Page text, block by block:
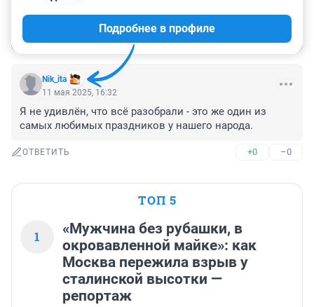
Nik_ita
Подробнее в профиле
11 мая 2025, 16:32
Я не удивлён, что всё разобрали - это же один из
самых любимых праздников у нашего народа.
ОТВЕТИТЬ +0 –0
ТОП 5
1
«Мужчина без рубашки, в
окровавленной майке»: как
Москва пережила взрыв у
сталинской высотки —
репортаж